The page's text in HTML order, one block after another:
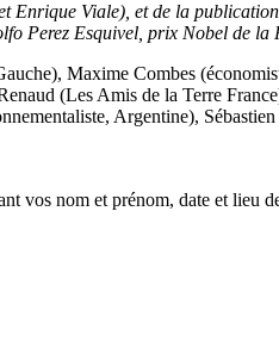
Enrique Viale), et de la
Perez Esquivel, prix Nobel de
Maxime Combes
(Les Amis de la Terre
Argentine),
vos nom et prénom, date et lieu